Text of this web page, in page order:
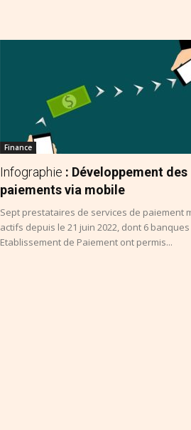
Finance
Infographie : Développement des
paiements via mobile
Sept prestataires de services de paiement
actifs depuis le 21 juin 2022, dont 6
Etablissement de Paiement ont permis...